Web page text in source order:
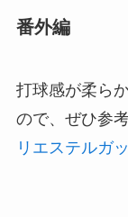
番外編
打球感が柔ら
ので、ぜひ参
リエステルガ